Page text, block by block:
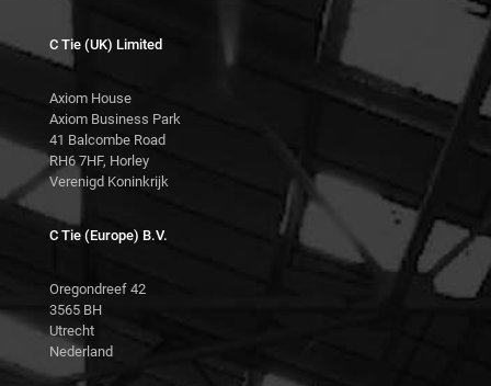
C Tie (UK) Limited
Axiom House
Axiom Business Park
41 Balcombe Road
RH6 7HF, Horley
Verenigd Koninkrijk
C Tie (Europe) B.V.
Oregondreef 42
3565 BH
Utrecht
Nederland